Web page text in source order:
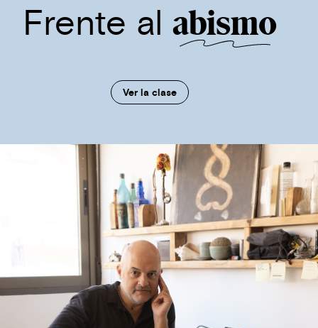
Frente al abismo
Ver la clase